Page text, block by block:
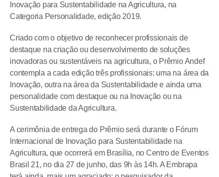
Inovação para Sustentabilidade na Agricultura, na
Categoria Personalidade, edição 2019.
Criado com o objetivo de reconhecer profissionais de
destaque na criação ou desenvolvimento de soluções
inovadoras ou sustentáveis na agricultura, o Prêmio Andef
contempla a cada edição três profissionais: uma na área da
Inovação, outra na área da Sustentabilidade e ainda uma
personalidade com destaque ou na Inovação ou na
Sustentabilidade da Agricultura.
A cerimônia de entrega do Prêmio será durante o Fórum
Internacional de Inovação para Sustentabilidade na
Agricultura, que ocorrerá em Brasília, no Centro de Eventos
Brasil 21, no dia 27 de junho, das 9h às 14h. A Embrapa